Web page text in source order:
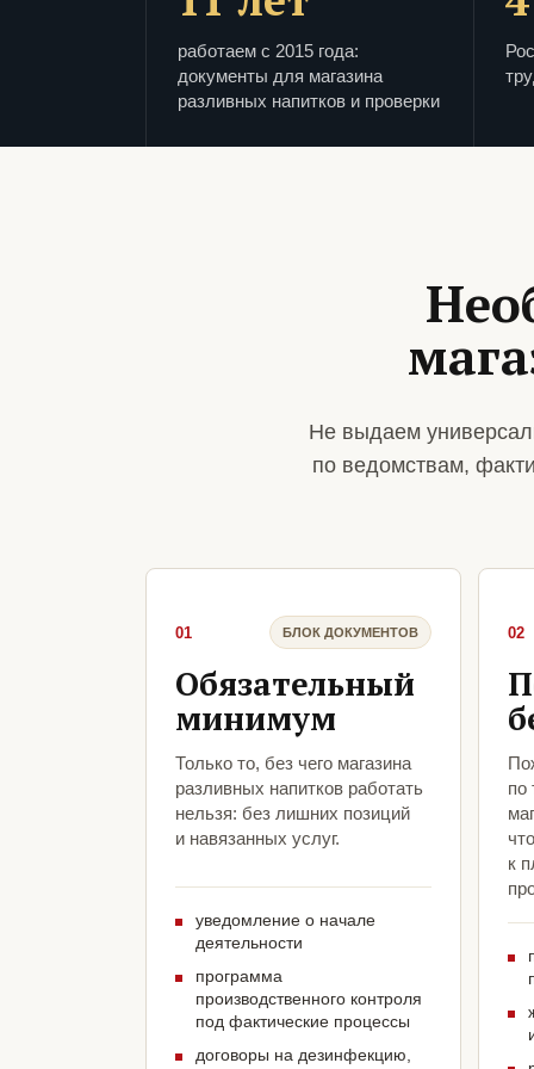
работаем с 2015 года:
документы для магазина
разливных напитков и проверки
Не выдаем
по ведомствам,
01 БЛОК ДОКУМЕНТОВ
Обязательный
минимум
Только то, без чего магазина
разливных напитков работать
нельзя: без лишних позиций
и навязанных услуг.
уведомление о начале
деятельности
программа
производственного контроля
под фактические процессы
договоры на дезинфекцию,
02
по
к